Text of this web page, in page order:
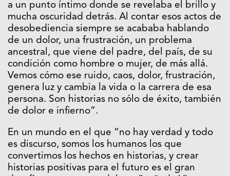
a un punto íntimo donde se revelaba el brillo y
mucha oscuridad detrás. Al contar esos actos de
desobediencia siempre se acababa hablando
de un dolor, una frustración, un problema
ancestral, que viene del padre, del país, de su
condición como hombre o mujer, de más allá.
Vemos cómo ese ruido, caos, dolor, frustración,
genera luz y cambia la vida o la carrera de esa
persona. Son historias no sólo de éxito, también
de dolor e infierno”.
En un mundo en el que “no hay verdad y todo
es discurso, somos los humanos los que
convertimos los hechos en historias, y crear
historias positivas para el futuro es el gran